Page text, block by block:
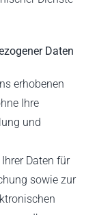
Daten
erhobenen
Ihre
und
Daten für
sowie zur